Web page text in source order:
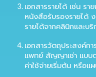
เอกสารรายได้ เช่น ร
หนังสือรับรองรายได้
รายได้จากคลินิกและบ
เอกสารวัตถุประสงค์กา
แพทย์ สัญญาเช่า แบบ
ค่าใช้จ่ายเริ่มต้น หรือแ